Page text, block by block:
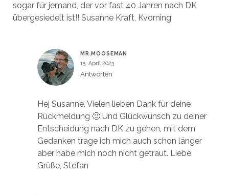
sogar für jemand, der vor fast 40 Jahren nach DK
übergesiedelt ist!! Susanne Kraft, Kvorning
MR.MOOSEMAN
15. April 2023
Antworten
Hej Susanne. Vielen lieben Dank für deine
Rückmeldung 🙂 Und Glückwunsch zu deiner
Entscheidung nach DK zu gehen, mit dem
Gedanken trage ich mich auch schon länger
aber habe mich noch nicht getraut. Liebe
Grüße, Stefan